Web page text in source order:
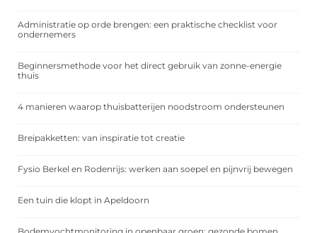
Administratie op orde brengen: een praktische checklist voor
ondernemers
Beginnersmethode voor het direct gebruik van zonne-energie
thuis
4 manieren waarop thuisbatterijen noodstroom ondersteunen
Breipakketten: van inspiratie tot creatie
Fysio Berkel en Rodenrijs: werken aan soepel en pijnvrij bewegen
Een tuin die klopt in Apeldoorn